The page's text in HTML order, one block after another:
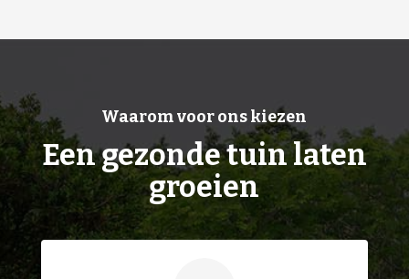
Waarom voor ons kiezen
Een gezonde tuin laten
groeien